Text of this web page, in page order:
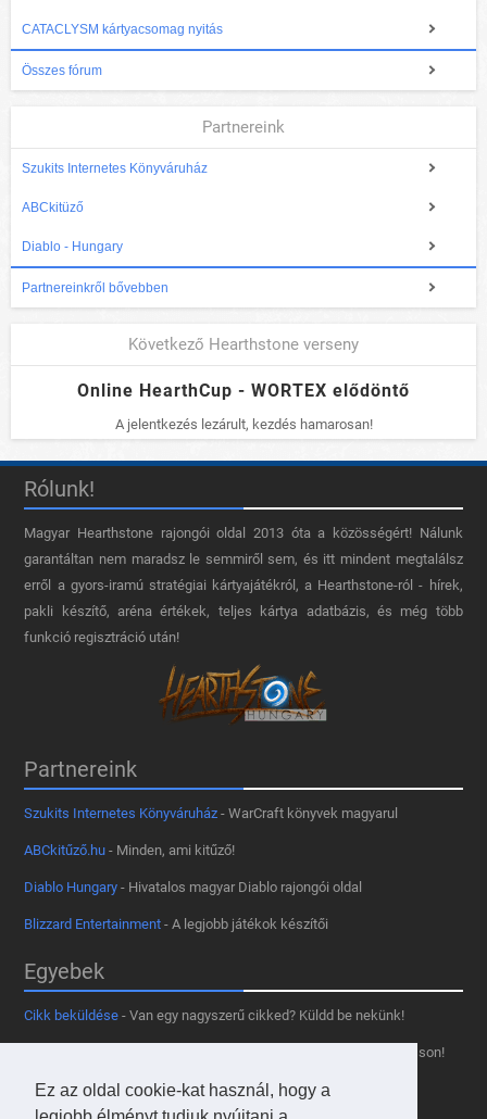
Ez az oldal cookie-kat használ, hogy a
CATACLYSM kártyacsomag nyitás
Összes fórum
Partnereink
Szukits Internetes Könyváruház
ABCkitüző
Diablo - Hungary
Partnereinkről bővebben
Következő Hearthstone verseny
Online HearthCup - WORTEX elődöntő
A jelentkezés lezárult, kezdés hamarosan!
Rólunk!
Magyar Hearthstone​ rajongói oldal 2013 óta a közösségért! Nálunk
garantáltan nem maradsz le semmiről sem, és itt mindent megtalálsz
erről a gyors-iramú stratégiai kártyajátékról, a Hearthstone-ról - hírek,
pakli készítő, aréna értékek, teljes kártya adatbázis, és még több
funkció regisztráció után!
Partnereink
Szukits Internetes Könyváruház - WarCraft könyvek magyarul
ABCkitűző.hu - Minden, ami kitűző!
Diablo Hungary - Hivatalos magyar Diablo rajongói oldal
Blizzard Entertainment - A legjobb játékok készítői
Egyebek
Cikk beküldése - Van egy nagyszerű cikked? Küldd be nekünk!
- Tetszik az oldal? Segíts, hogy fennmaradhasson!
Kapcsolat, médiaajánlat- Lépj velünk kapcsolatba!